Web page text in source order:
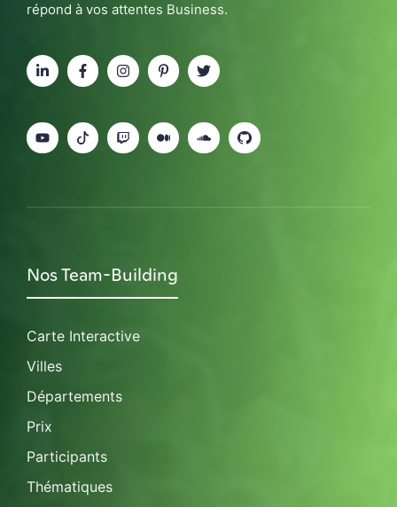
répond à vos attentes Business.
Nos Team-Building
Carte Interactive
Villes
Départements
Prix
Participants
Thématiques